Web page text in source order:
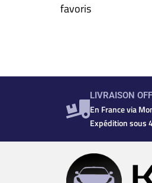
favoris
LIVRAISON
En France via
Expédition sous